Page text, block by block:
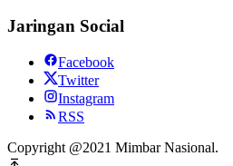
Jaringan Social
Facebook
Twitter
Instagram
RSS
Copyright @2021 Mimbar Nasional.